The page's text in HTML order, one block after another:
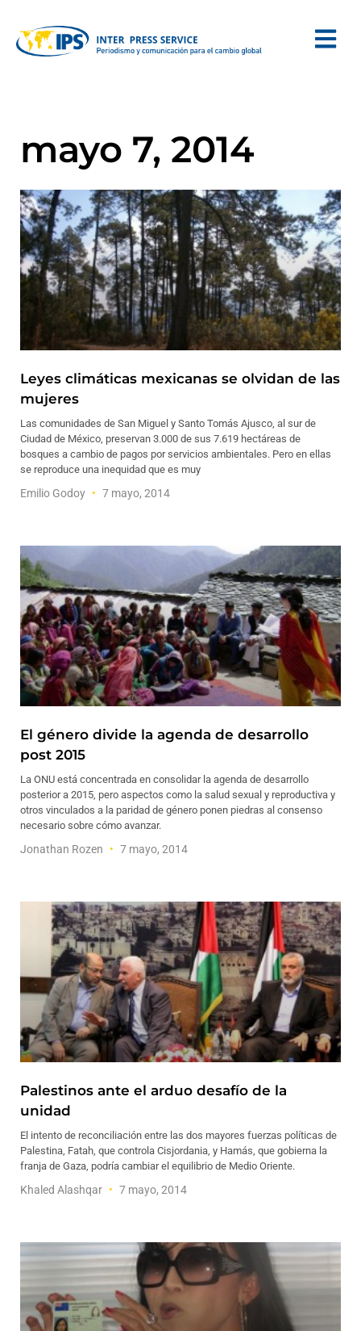
mayo 7, 2014
Leyes climáticas mexicanas se olvidan de las
mujeres
Las comunidades de San Miguel y Santo Tomás Ajusco, al sur de
Ciudad de México, preservan 3.000 de sus 7.619 hectáreas de
bosques a cambio de pagos por servicios ambientales. Pero en ellas
se reproduce una inequidad que es muy
Emilio Godoy 7 mayo, 2014
El género divide la agenda de desarrollo
post 2015
La ONU está concentrada en consolidar la agenda de desarrollo
posterior a 2015, pero aspectos como la salud sexual y reproductiva y
otros vinculados a la paridad de género ponen piedras al consenso
necesario sobre cómo avanzar.
Jonathan Rozen 7 mayo, 2014
Palestinos ante el arduo desafío de la
unidad
El intento de reconciliación entre las dos mayores fuerzas políticas de
Palestina, Fatah, que controla Cisjordania, y Hamás, que gobierna la
franja de Gaza, podría cambiar el equilibrio de Medio Oriente.
Khaled Alashqar 7 mayo, 2014